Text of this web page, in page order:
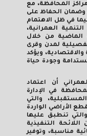
المحافظة، مع
وضمان الحفاظ على
في ظل الاهتمام
العمرانية،
من خلال
لمدن وقرى
ويؤكد
وجودة حياة
أن اعتماد
في الإدارة
والتي
الأراضي الواردة
تنطبق عليها
الواردة بالمادة رقم (48) من اللائحة التنفيذية
مناسبة، وتوفير